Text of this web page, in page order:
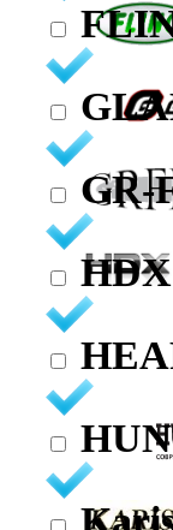
GR-
HDX